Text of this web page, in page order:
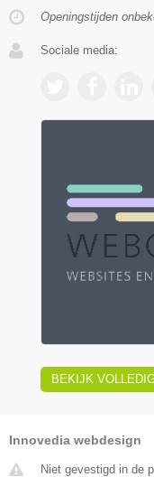
Openingstijden
Sociale media:
BEKIJK
Innovedia webdesign
Niet gevestigd in de